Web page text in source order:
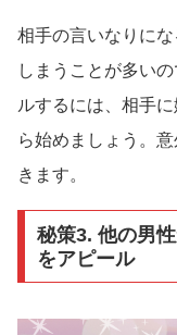
相手の言いなりに
しまうことが多い
ルするには、相手
ら始めましょう。
きます。
秘策3. 他の男
をアピール